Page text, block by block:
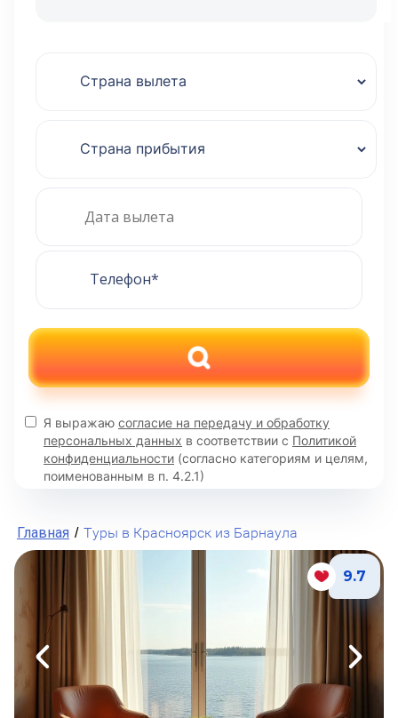
ПОИСК
Я выражаю согласие на передачу и обработку
персональных данных в соответствии с Политикой
конфиденциальности (согласно категориям и целям,
поименованным в п. 4.2.1)
Главная / Туры в Красноярск из Барнаула
9.7